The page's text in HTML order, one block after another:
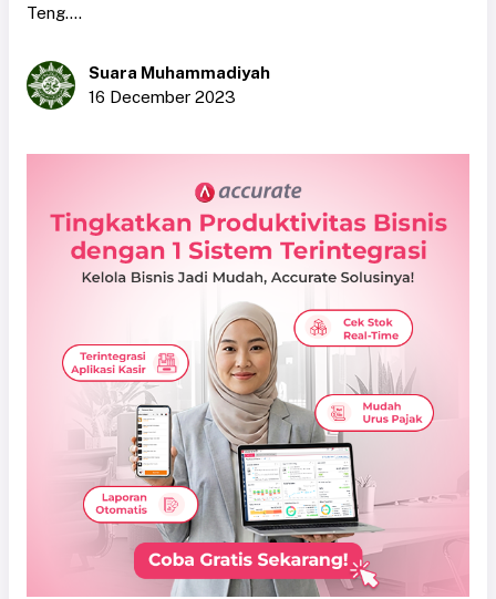
Teng....
Suara Muhammadiyah
16 December 2023